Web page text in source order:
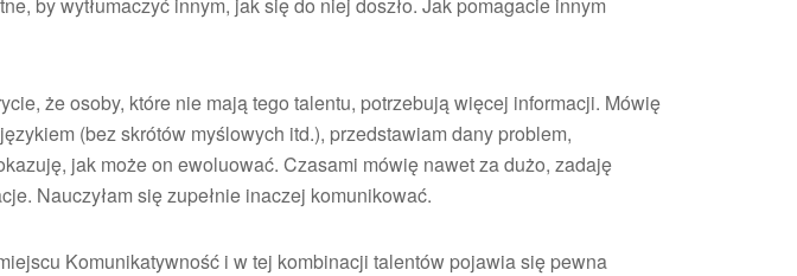
że osoby, które nie mają tego talentu, potrzebują więcej informacji. Mówię
(bez skrótów myślowych itd.), przedstawiam dany problem,
jak może on ewoluować. Czasami mówię nawet za dużo, zadaję
Nauczyłam się zupełnie inaczej komunikować.
Komunikatywność i w tej kombinacji talentów pojawia się pewna